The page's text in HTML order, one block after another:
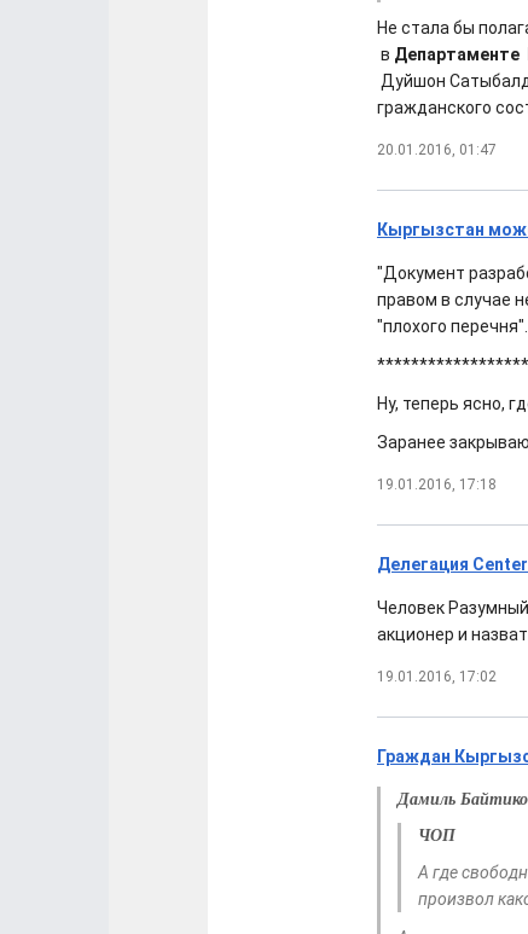
Не стала бы
в Департаменте
Дуйшон
гражданского
20.01.2016, 01:47
Кыргызстан
"Документ
правом в случае
"плохого перечня".
Ну, теперь ясно,
Заранее
19.01.2016, 17:18
Делегация
Человек
акционер и
19.01.2016, 17:02
Граждан
Дамиль
ЧОП
А где
произвол